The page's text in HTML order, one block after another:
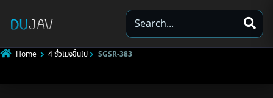
e
a
Home 4 ชั่วโมงขึ้นไป SGSR-383